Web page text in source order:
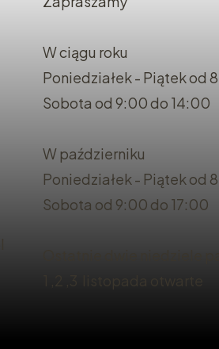
W ciągu roku
Poniedziałek - Piątek od
Sobota od 9:00 do 14:00
W październiku
Poniedziałek - Piątek od
Sobota od 9:00 do 17:00